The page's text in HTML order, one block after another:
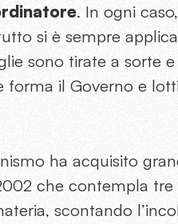
. In ogni
si è sempre
sono tirate a sorte
il Governo e
ha acquisito
che contempla
scontando